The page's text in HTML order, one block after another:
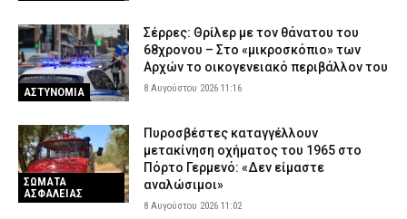
ΑΣΤΥΝΟΜΙΑ
Σέρρες: Θρίλερ με τον θάνατου του
68χρονου – Στο «μικροσκόπιο» των
Αρχών το οικογενειακό περιβάλλον του
8 Αυγούστου 2026 11:16
ΣΩΜΑΤΑ
ΑΣΦΑΛΕΙΑΣ
Πυροσβέστες καταγγέλλουν
μετακίνηση οχήματος του 1965 στο
Πόρτο Γερμενό: «Δεν είμαστε
αναλώσιμοι»
8 Αυγούστου 2026 11:02